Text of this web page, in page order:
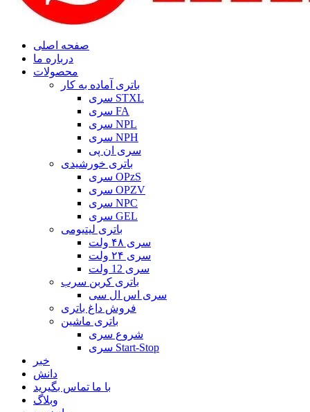
صفحه اصلی
درباره ما
محصولات
باتری آماده به کار
سری STXL
سری FA
سری NPL
سری NPH
سری ان پی
باتری خورشیدی
سری OPzS
سری OPZV
سری NPC
سری GEL
باتری لیتیومی
سری ۴۸ ولت
سری ۲۴ ولت
سری 12 ولت
باتری کربن سرب
سری اس ال سی
فروش داغ باتری
باتری ماشین
شروع سری
سری Start-Stop
خبر
دانش
با ما تماس بگیرید
وبلاگ